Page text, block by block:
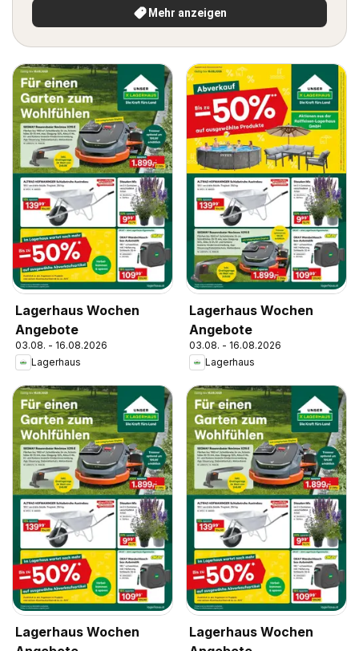
Mehr anzeigen
Lagerhaus Wochen
Angebote
03.08. - 16.08.2026
Lagerhaus
Lagerhaus Wochen
Angebote
03.08. - 16.08.2026
Lagerhaus
Lagerhaus Wochen
Lagerhaus Wochen